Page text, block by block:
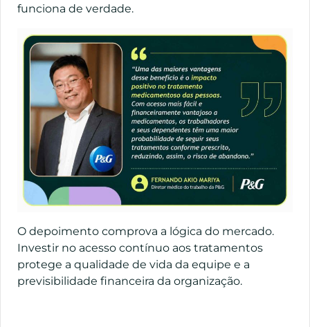
funciona de verdade.
O depoimento comprova a lógica do mercado.
Investir no acesso contínuo aos tratamentos
protege a qualidade de vida da equipe e a
previsibilidade financeira da organização.